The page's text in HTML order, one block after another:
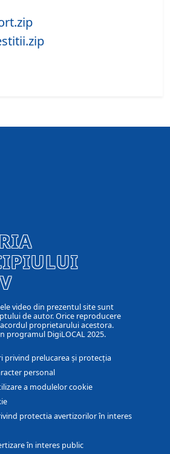
video din prezentul site sunt
de autor. Orice reproducere
proprietarului acestora.
programul DigiLOCAL 2025.
privind prelucarea și protecția
personal
a modulelor cookie
protectia avertizorilor în interes
în interes public